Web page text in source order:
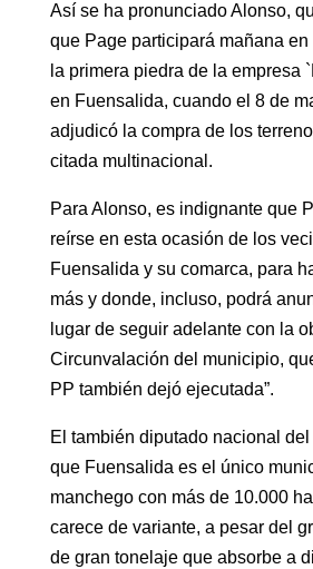
Así se ha pronunciado Alonso,
que Page participará mañana
la primera piedra de la empresa
en Fuensalida, cuando el 8 de
adjudicó la compra de los
citada multinacional.
Para Alonso, es indignante que
reírse en esta ocasión de los
Fuensalida y su comarca, para
más y donde, incluso, podrá
lugar de seguir adelante con la
Circunvalación del municipio,
PP también dejó ejecutada”.
El también diputado nacional
que Fuensalida es el único
manchego con más de 10.000
carece de variante, a pesar del
de gran tonelaje que absorbe a